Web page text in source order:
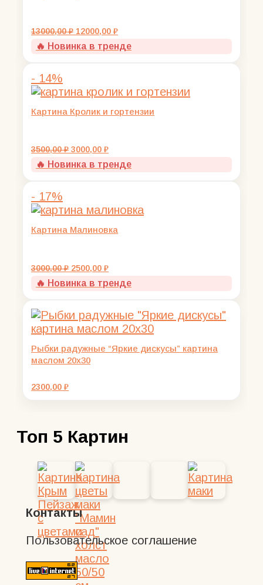
13000,00₽ Первоначальная
составляла
12000,00 ₽Текущая
12000,00 ₽.
🔥 Новинка в тренде
- 14%
Картина Кролик и гортензии
3500,00₽ Первоначальная
составляла
3000,00 ₽Текущая
3000,00 ₽.
🔥 Новинка в тренде
- 17%
Картина Малиновка
3000,00₽ Первоначальная
составляла
2500,00 ₽Текущая
2500,00 ₽.
🔥 Новинка в тренде
Рыбки радужные “Яркие дискусы” картина
маслом 20х30
2300,00 ₽
Топ 5 Картин
Контакты
Пользовательское соглашение